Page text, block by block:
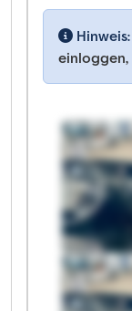
Hinweis:
einloggen,